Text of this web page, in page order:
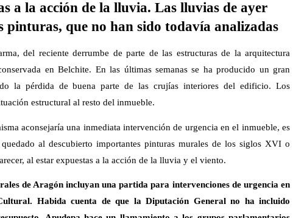
a la acción de la lluvia. Las lluvias de ayer
pinturas, que no han sido todavía analizadas
del reciente derrumbe de parte de las estructuras de la arquitectura
en Belchite. En las últimas semanas se ha producido un gran
la pérdida de buena parte de las crujías interiores del edificio. Los
estructural al resto del inmueble.
aconsejaría una inmediata intervención de urgencia en el inmueble, es
al descubierto importantes pinturas murales de los siglos XVI o
al estar expuestas a la acción de la lluvia y el viento.
de Aragón incluyan una partida para intervenciones de urgencia en
Habida cuenta de que la Diputación General no ha incluido